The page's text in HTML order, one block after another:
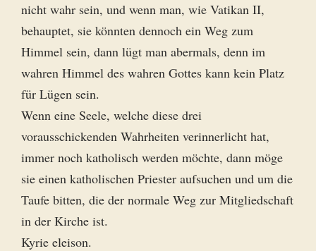
nicht wahr sein, und wenn man, wie Vatikan II,
behauptet, sie könnten dennoch ein Weg zum
Himmel sein, dann lügt man abermals, denn im
wahren Himmel des wahren Gottes kann kein Platz
für Lügen sein.
Wenn eine Seele, welche diese drei
vorausschickenden Wahrheiten verinnerlicht hat,
immer noch katholisch werden möchte, dann möge
sie einen katholischen Priester aufsuchen und um die
Taufe bitten, die der normale Weg zur Mitgliedschaft
in der Kirche ist.
Kyrie eleison.